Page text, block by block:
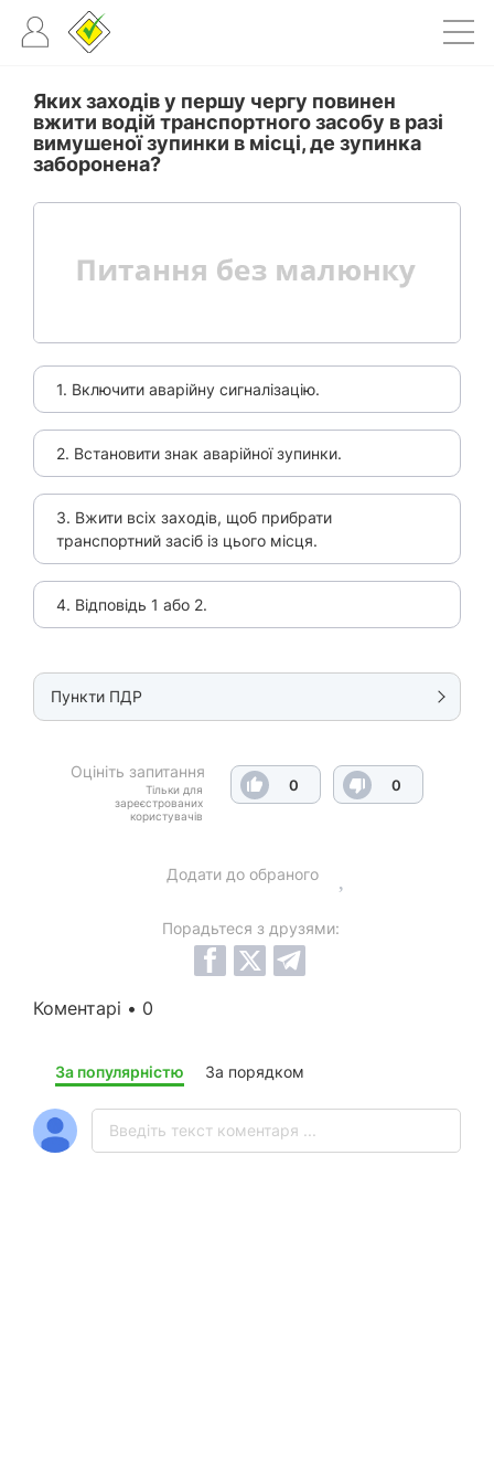
Яких заходів у першу чергу повинен
вжити водій транспортного засобу в разі
вимушеної зупинки в місці, де зупинка
заборонена?
1. Включити аварійну сигналізацію.
2. Встановити знак аварійної зупинки.
3. Вжити всіх заходів, щоб прибрати
транспортний засіб із цього місця.
4. Відповідь 1 або 2.
Пункти ПДР
Оцініть запитання
Тільки для
зареєстрованих
користувачів
0 0
Додати до обраного
Порадьтеся з друзями:
Коментарі • 0
За популярністю За порядком